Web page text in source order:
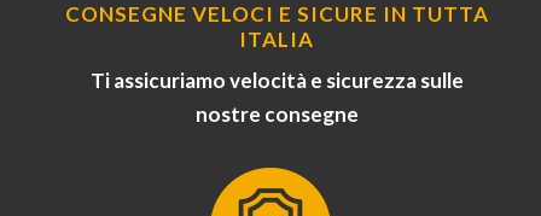
CONSEGNE VELOCI E SICURE IN TUTTA
ITALIA
Ti assicuriamo velocità e sicurezza sulle
nostre consegne